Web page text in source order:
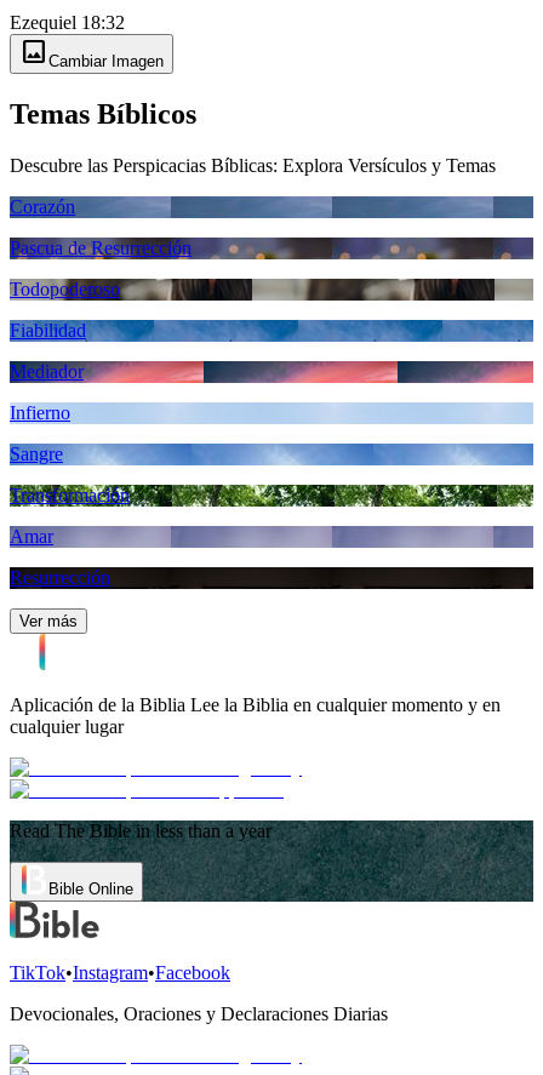
Ezequiel 18:32
image Cambiar Imagen
Temas Bíblicos
Descubre las Perspicacias Bíblicas: Explora Versículos y Temas
Corazón
Pascua de Resurrección
Todopoderoso
Fiabilidad
Mediador
Infierno
Sangre
Transformación
Amar
Resurrección
Ver más
Aplicación de la Biblia Lee la Biblia en cualquier momento y en
cualquier lugar
Read The Bible in less than a year
Bible Online
TikTok•Instagram•Facebook
Devocionales, Oraciones y Declaraciones Diarias